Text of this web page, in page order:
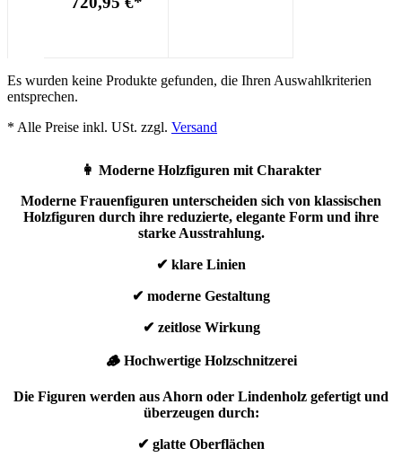
Es wurden keine Produkte gefunden, die Ihren Auswahlkriterien
entsprechen.
* Alle Preise inkl. USt. zzgl. Versand
👩 Moderne Holzfiguren mit Charakter
Moderne Frauenfiguren unterscheiden sich von klassischen
Holzfiguren durch ihre reduzierte, elegante Form und ihre
starke Ausstrahlung.
✔ klare Linien
✔ moderne Gestaltung
✔ zeitlose Wirkung
🪵 Hochwertige Holzschnitzerei
Die Figuren werden aus Ahorn oder Lindenholz gefertigt und
überzeugen durch:
✔ glatte Oberflächen